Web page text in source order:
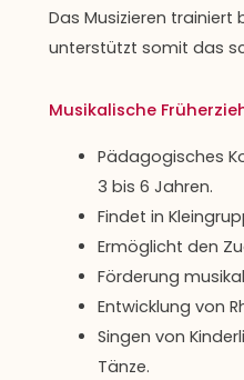
Das Musizieren
unterstützt somit das
Musikalische
Pädagogisches
3 bis 6 Jahren.
Findet in
Ermöglicht den
Förderung
Entwicklung von
Singen von
Tänze.